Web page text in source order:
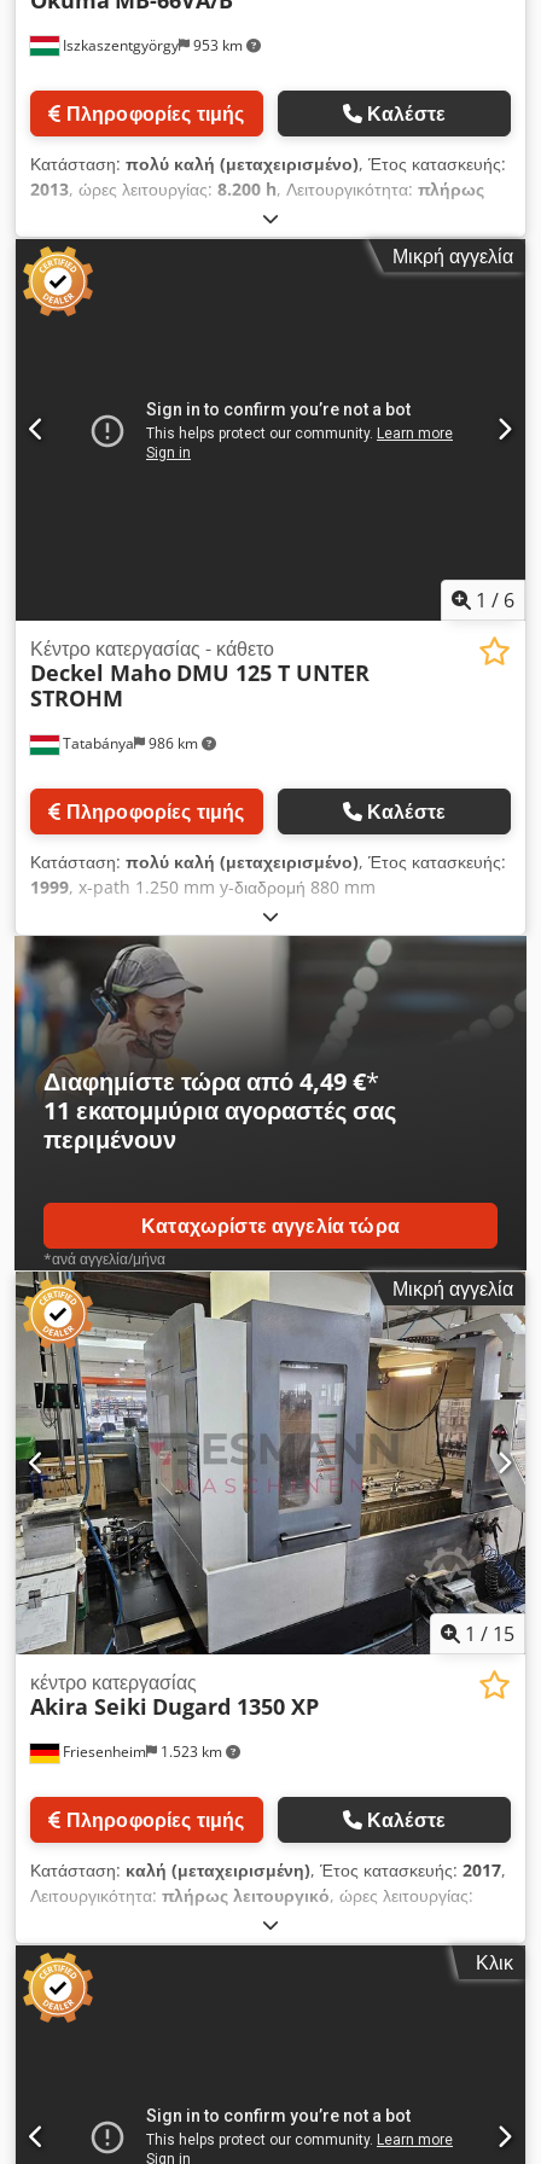
60.822 ώρες Συνολικός χρόνος λειτουργίας: 59.602 ώρες
λειτουργίας άξονα: 19.522 ώρες Τύπος συστήματος ελέγχου:
CNC Σύστημα ελέγχου: Heidenhain iTNC 530 Εσωτερική
25 kVA Διαστάσεις και βάρος Διαστάσεις μηχανήματος: 3.600 ×
2.300 × 3.000 mm Βάρος μηχανήματος: περίπου 7.500 kg
ΕΞΟΠΛΙΣΜΟΣ Σύστημα CNC Heidenhain iTNC 530
Ηλεκτρονικός χειροτροχός Ψύκτης λαδιού άξονα Αυτόματος
αλλαγές εργαλείων διπλής θέσης με 24 θέσεις Προετοιμασία για
υδραυλικό μηχανικό σφιγκτήρα Προετοιμασία για 3D ψηφιακό
Iszkaszentgyörgy 953 km
Πληροφορίες τιμής Καλέστε
Κατάσταση: πολύ καλή (μεταχειρισμένο), Έτος κατασκευής:
2013, ώρες λειτουργίας: 8.200 h, Λειτουργικότητα: πλήρως
, Έλεγχος OSP-P300M-R Διαστάσεις τραπεζιού
1530 x 660 mm Μέγιστο φορτίο τραπεζιού 1500 kg Διαδρομή
X 1500 mm Διαδρομή Y 660 mm Διαδρομή Z 600 mm Στροφές
ατράκτου 12.000 σ.α.λ. Ταχείες μετατοπίσεις: X/Y: 40 m/min,
Z: 32 m/min Djdpfx Asy T Nhdeclswa Ισχύς κίνησης 22/18,5
Διαστάσεις ΜxΠxΥ = 3300 x 2940 x 2800 mm Εξοπλισμός,
αξεσουάρ - Μεταφορέας ροκανιδιών MAYFRAN - Σύστημα
ψυκτικού υγρού - Ψύκτης ατράκτου - Μετασχηματιστής - Mac
Μικρή αγγελία
1 / 6
Tatabánya 986 km
Κέντρο κατεργασίας - κάθετο
Deckel Maho DMU 125 T UNTER
STROHM
Πληροφορίες τιμής Καλέστε
Κατάσταση: πολύ καλή (μεταχειρισμένο), Έτος κατασκευής:
1999, x-path 1.250 mm y-διαδρομή 880 mm
Dwodpjgypabefx Aclja z-διαδρομή 800 mm Κύρια άτρακτος:
12.000 min/-1 Ισχύς κίνησης - κύρια άτρακτος 15 / 10 kW
Περιοχή σύσφιξης τραπεζιού 1.500 x 1.050 mm Αριθμός
θέσεων εργαλείων 30 θέσεις
Διαφημίστε τώρα από 4,49 €*
11 εκατομμύρια αγοραστέςσας
περιμένουν
Καταχωρίστε αγγελία τώρα
*ανά αγγελία/μήνα
Μικρή αγγελία
1 / 15
Friesenheim 1.523 km
κέντρο κατεργασίας
Akira Seiki Dugard 1350 XP
Πληροφορίες τιμής Καλέστε
Κατάσταση: καλή (μεταχειρισμένη), Έτος κατασκευής: 2017,
Λειτουργικότητα: πλήρως λειτουργικό, ώρες λειτουργίας:
, Κέντρο κατεργασίας Dugard 1350 XP (2017)
Κατασκευαστής: Dugard Τύπος: 1350 XP Έτος κατασκευής:
2017 Σύστημα ελέγχου: Heidenhain iTNC640 Κατάσταση:
καλή, μεταχειρισμένο Ώρες λειτουργίας άξονα: 6300 ώρες
Διαδρομή άξονα X: 1.350 mm Διαδρομή άξονα Y: 640 mm
kg Συνολικό μήκος: 3.800 mm Συνολικό πλάτος: 2.495 mm
Πλάτος τραπεζιού: 1.500 mm Μήκος τραπεζιού: 600 mm
Κλικ